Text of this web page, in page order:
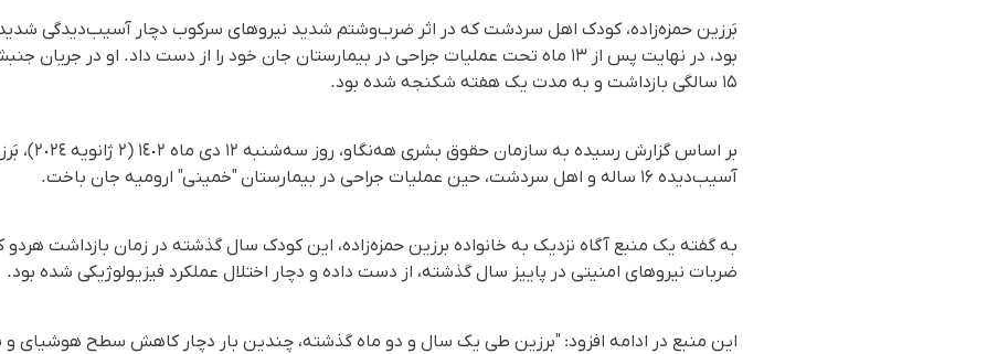
بَرزین حمزه‌زاده، کودک اهل سردشت که در اثر ضرب‌وشتم شدید نیروهای سرکوب دچار آسیب‌دیدگی
بود، در نهایت پس از ۱۳ ماه تحت عملیات جراحی در بیمارستان جان خود را از دست داد. او در
١۵ سالگی بازداشت و به مدت یک هفته شکنجه شده بود.
بر اساس گزارش
آسیب‌دیده ١۶ ساله و اهل سردشت، حین عملیات جراحی در بیمارستان "خمینی" ارومیه جان باخت.
به گفته یک منبع آگاه نزدیک به خانواده برزین حمزه‌زاده، این کودک سال گذشته در زمان بازداشت
ضربات نیروهای امنیتی در پاییز سال گذشته، از دست داده و دچار اختلال عملکرد فیزیولوژیکی شده بود.
این منبع در ادامه افزود: "برزین طی یک سال و دو ماه گذشته، چندین بار دچار کاهش سطح هوشیای